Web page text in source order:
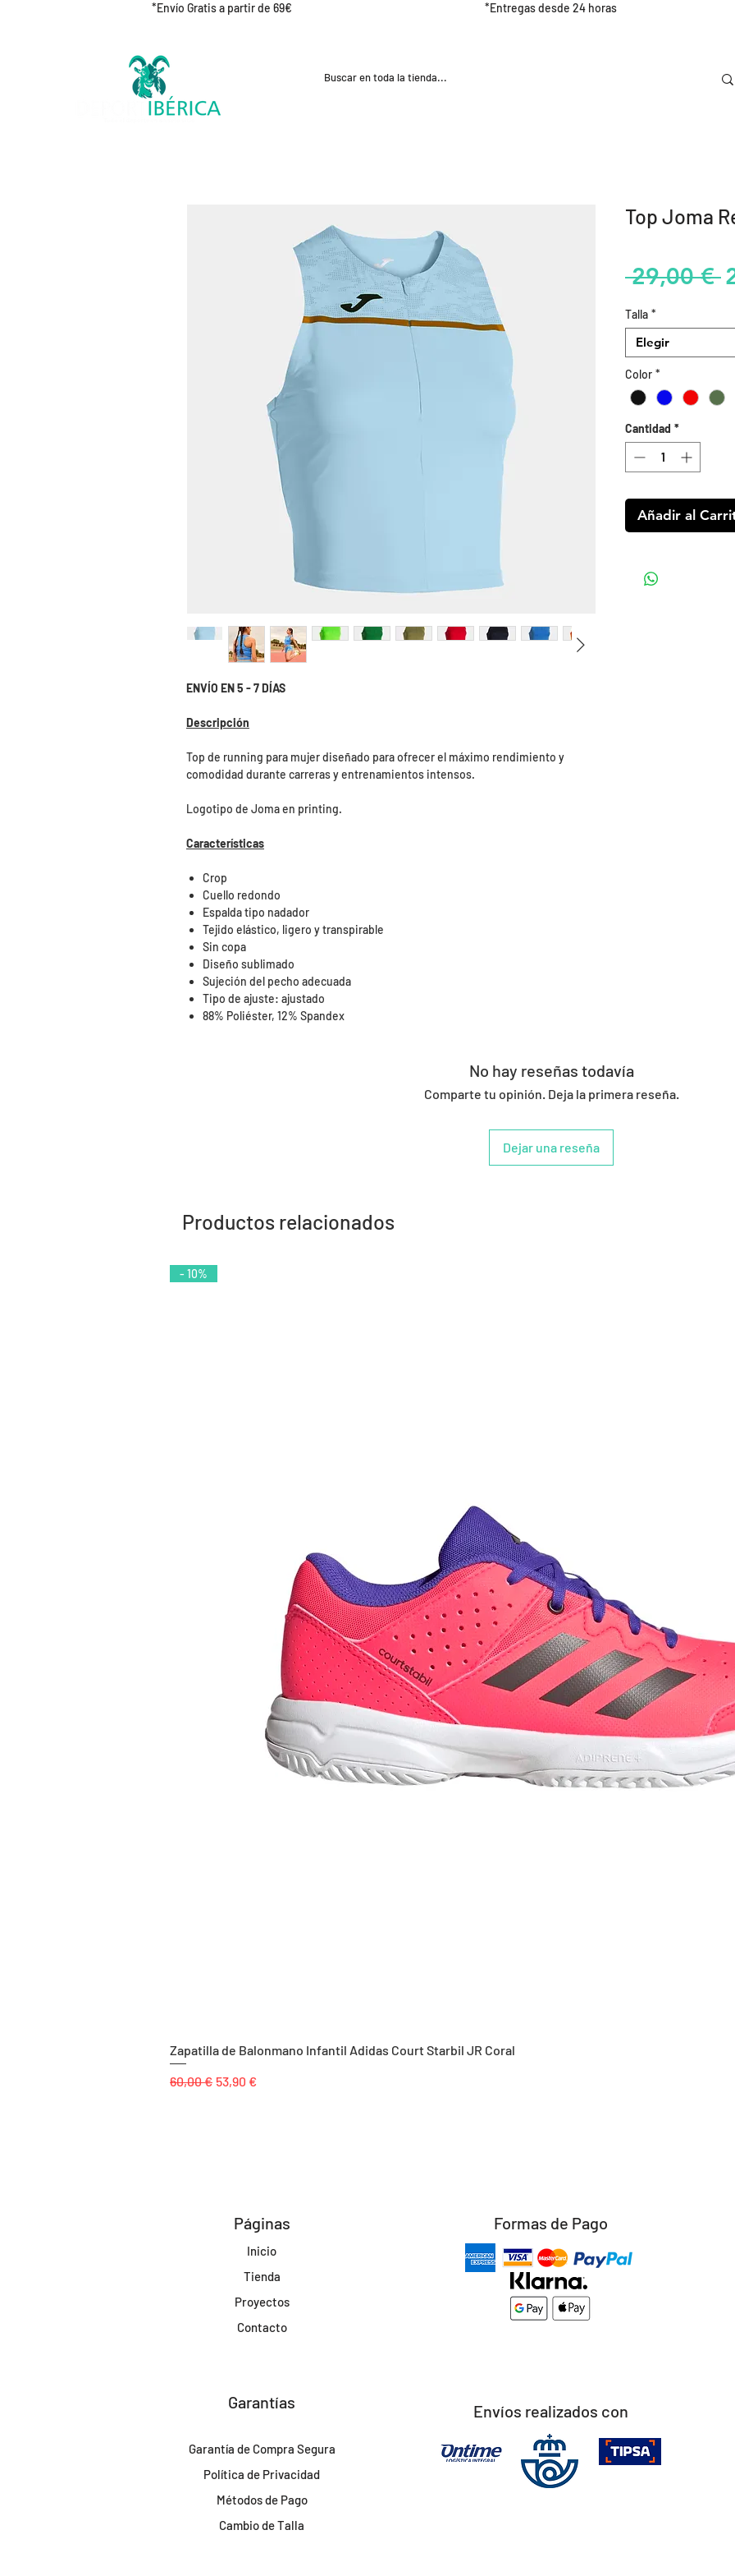
*Envío Gratis a partir de 69€ *Entregas desde 24 horas
ENVÍO EN 5 - 7 DÍAS
Descripción
Top de running para mujer diseñado para ofrecer el máximo rendimiento y
comodidad durante carreras y entrenamientos intensos.
Logotipo de Joma en printing.
Características
Crop
Cuello redondo
Espalda tipo nadador
Tejido elástico, ligero y transpirable
Sin copa
Diseño sublimado
Sujeción del pecho adecuada
Tipo de ajuste: ajustado
88% Poliéster, 12% Spandex
Top Joma
29,00 €
Talla *
Elegir
Color *
Cantidad *
Añadir al
No hay reseñas todavía
Comparte tu opinión. Deja la primera reseña.
Dejar una reseña
Productos relacionados
- 10%
Zapatilla de Balonmano Infantil Adidas Court Starbil JR Coral
Precio
60,00 € Precio de oferta
53,90 €
Páginas
Inicio
Tienda
Proyectos
Contacto
Garantías
Garantía de Compra Segura
Política de Privacidad
Métodos de Pago
Cambio de Talla
Formas de Pago
Envíos realizados con